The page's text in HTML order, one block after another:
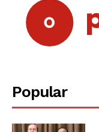
Popular